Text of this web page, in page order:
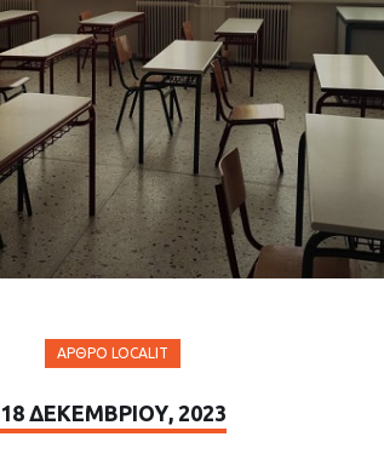
ΆΡΘΡΟ LOCALIT
18 ΔΕΚΕΜΒΡΊΟΥ, 2023